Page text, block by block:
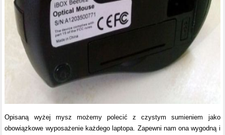
Opisaną wyżej mysz możemy polecić z czystym sumieniem jako
obowiązkowe wyposażenie każdego laptopa. Zapewni nam ona wygodną i